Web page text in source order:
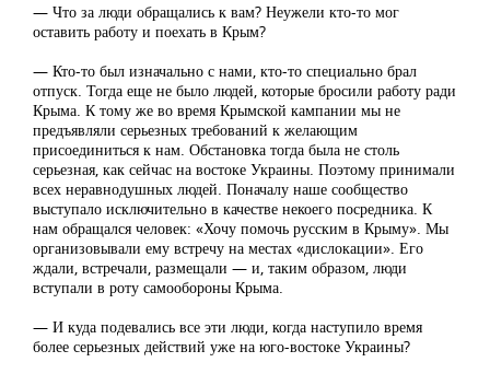
— Что за люди обращались к вам? Неужели кто-то мог
оставить работу и поехать в Крым?
— Кто-то был изначально с нами, кто-то специально брал
отпуск. Тогда еще не было людей, которые бросили работу ради
Крыма. К тому же во время Крымской кампании мы не
предъявляли серьезных требований к желающим
присоединиться к нам. Обстановка тогда была не столь
серьезная, как сейчас на востоке Украины. Поэтому принимали
всех неравнодушных людей. Поначалу наше сообщество
выступало исключительно в качестве некоего посредника. К
нам обращался человек: «Хочу помочь русским в Крыму». Мы
организовывали ему встречу на местах «дислокации». Его
ждали, встречали, размещали — и, таким образом, люди
вступали в роту самообороны Крыма.
— И куда подевались все эти люди, когда наступило время
более серьезных действий уже на юго-востоке Украины?